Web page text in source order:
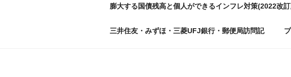
膨大する国債残高と個人ができるインフレ対策(2022改訂
三井住友・みずほ・三菱UFJ銀行・郵便局訪問記